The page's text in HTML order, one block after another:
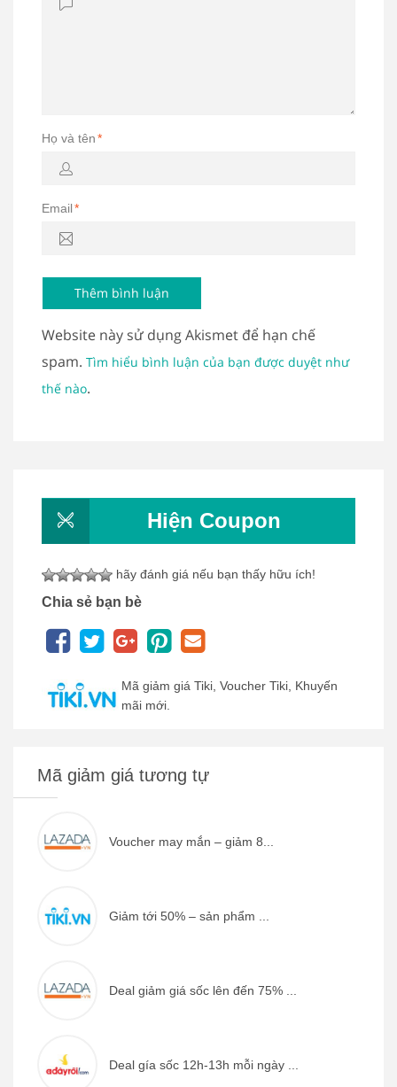
Họ và tên*
Email*
Website này sử dụng Akismet để hạn chế
spam. Tìm hiểu bình luận của bạn được duyệt như
thế nào.
Hiện Coupon
hãy đánh giá nếu bạn thấy hữu ích!
Chia sẻ bạn bè
Mã giảm giá Tiki, Voucher Tiki, Khuyến
mãi mới.
Mã giảm giá tương tự
Voucher may mắn – giảm 8...
Giảm tới 50% – sản phẩm ...
Deal giảm giá sốc lên đến 75% ...
Deal gía sốc 12h-13h mỗi ngày ...